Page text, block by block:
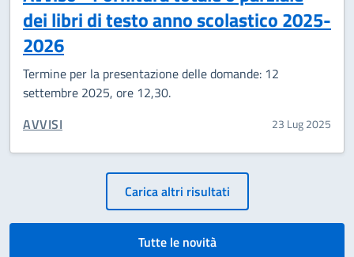
dei libri di testo anno scolastico 2025-
2026
Termine per la presentazione delle domande: 12
settembre 2025, ore 12,30.
CATEGORIA CORRELATA:
AVVISI 23 Lug 2025
Paginazione Carica altri risultati
Tutte le novità